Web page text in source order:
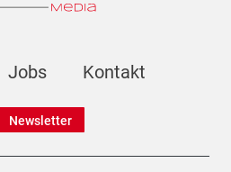
Jobs Kontakt
Newsletter